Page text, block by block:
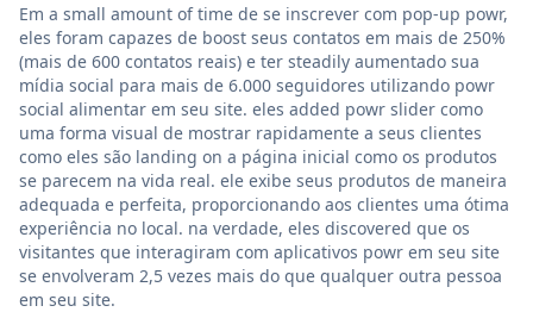
Em a small amount of time de se inscrever com pop-up powr,
eles foram capazes de boost seus contatos em mais de 250%
(mais de 600 contatos reais) e ter steadily aumentado sua
mídia social para mais de 6.000 seguidores utilizando powr
social alimentar em seu site. eles added powr slider como
uma forma visual de mostrar rapidamente a seus clientes
como eles são landing on a página inicial como os produtos
se parecem na vida real. ele exibe seus produtos de maneira
adequada e perfeita, proporcionando aos clientes uma ótima
experiência no local. na verdade, eles discovered que os
visitantes que interagiram com aplicativos powr em seu site
se envolveram 2,5 vezes mais do que qualquer outra pessoa
em seu site.